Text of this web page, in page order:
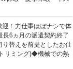
迎！力仕事ほぼナシで体
6ヵ月の派遣契約終了
替えを前提としたお仕
リミング)◆機械での熱